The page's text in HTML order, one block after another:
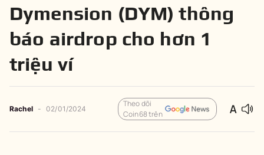
Dymension (DYM) thông
báo airdrop cho hơn 1
triệu ví
Rachel - 02/01/2024
Theo dõi
Coin68 trên